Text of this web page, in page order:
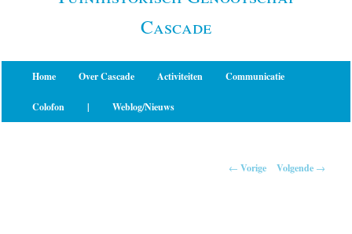
Cascade
Home Over Cascade Activiteiten Communicatie
Colofon | Weblog/Nieuws
← Vorige Volgende →